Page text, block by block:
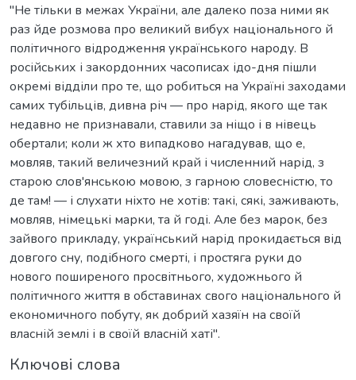
"Не тільки в межах України, але далеко поза ними як
раз йде розмова про великий вибух національного й
політичного відродження українського народу. В
російських і закордонних часописах ідо-дня пішли
окремі відділи про те, що робиться на Україні заходами
самих тубільців, дивна річ — про нарід, якого ще так
недавно не признавали, ставили за ніщо і в нівець
обертали; коли ж хто випадково нагадував, що е,
мовляв, такий величезний край і численний нарід, з
старою слов'янською мовою, з гарною словесністю, то
де там! — і слухати ніхто не хотів: такі, сякі, заживають,
мовляв, німецькі марки, та й годі. Але без марок, без
зайвого прикладу, український нарід прокидається від
довгого сну, подібного смерті, і простяга руки до
нового поширеного просвітнього, художнього й
політичного життя в обставинах свого національного й
економичного побуту, як добрий хазяїн на своїй
власній землі і в своїй власній хаті".
Ключові слова